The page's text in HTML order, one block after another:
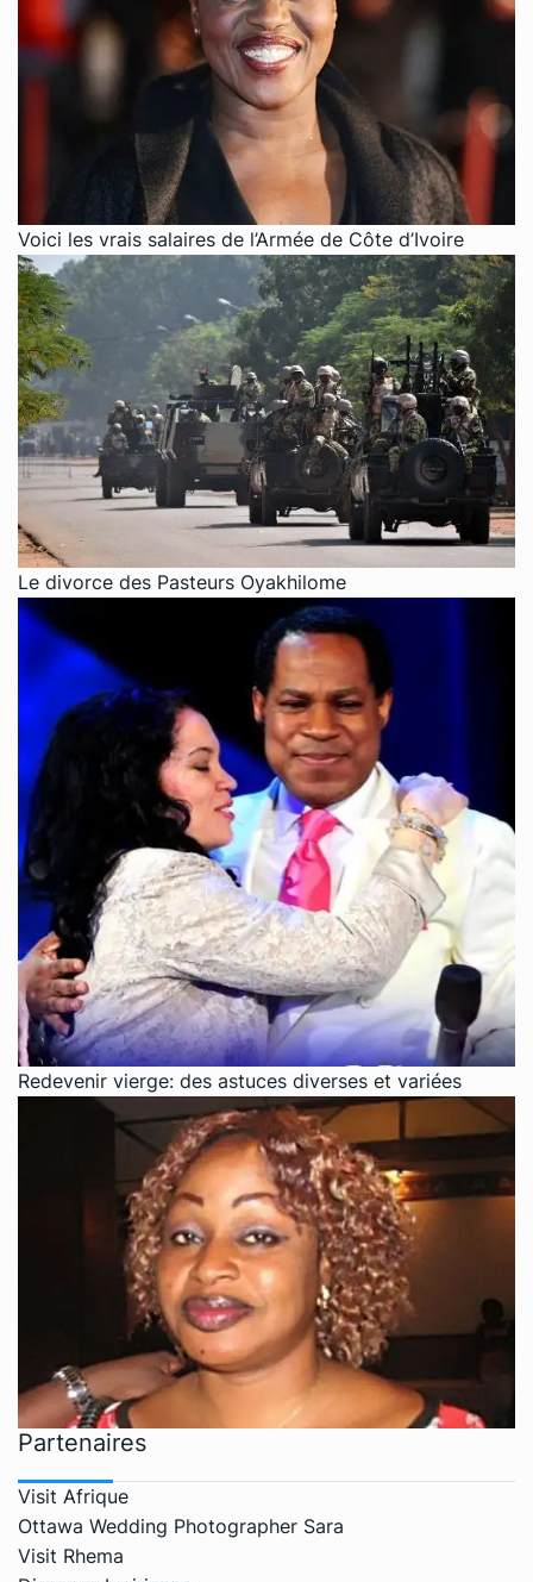
Voici les vrais salaires de l’Armée de Côte d’Ivoire
Le divorce des Pasteurs Oyakhilome
Redevenir vierge: des astuces diverses et variées
Partenaires
Visit Afrique
Ottawa Wedding Photographer Sara
Visit Rhema